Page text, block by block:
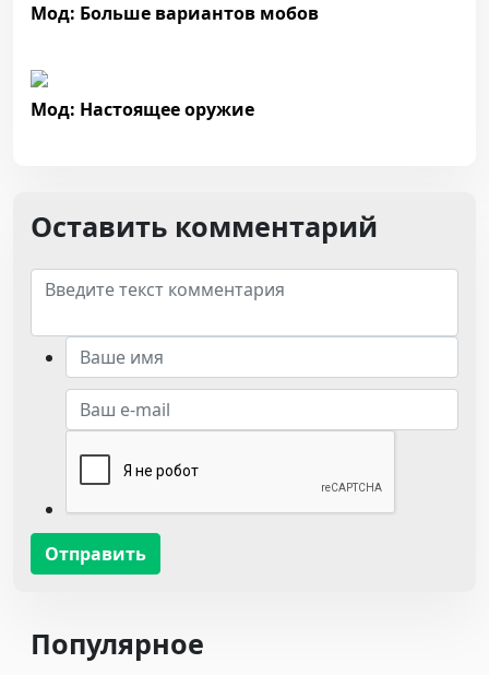
Мод: Больше вариантов мобов
Мод: Настоящее оружие
Оставить комментарий
Отправить
Популярное